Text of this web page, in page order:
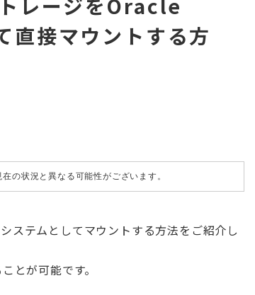
レージをOracle
接マウントする方
の状況と異なる可能性がございます。
ステムとしてマウントする方法をご紹介し
とが可能です。